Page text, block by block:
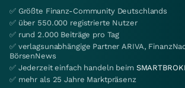
✅ Größte Finanz-Community Deutschlands
✅ über 550.000 registrierte Nutzer
✅ rund 2.000 Beiträge pro Tag
✅ verlagsunabhängige Partner ARIVA,
BörsenNews
✅ Jederzeit einfach handeln beim
✅ mehr als 25 Jahre Marktpräsenz